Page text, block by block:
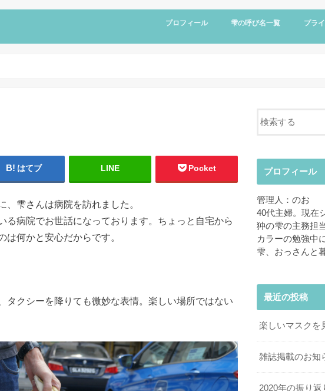
プロフィール 雫の呼び名一覧 プラ
はてブ LINE Pocket
雫さんは病院を訪れました。
る病院でお世話になっております。ちょっと自宅から
何かと安心だからです。
タクシーを降りても微妙な表情。楽しい場所ではない
プロフィール
管理人：のお
40代主婦。現在
狆の雫の主務担
カラーの勉強中
雫、おっさんと
最近の投稿
楽しいマスクを
雑誌掲載のお知
2020年の振り